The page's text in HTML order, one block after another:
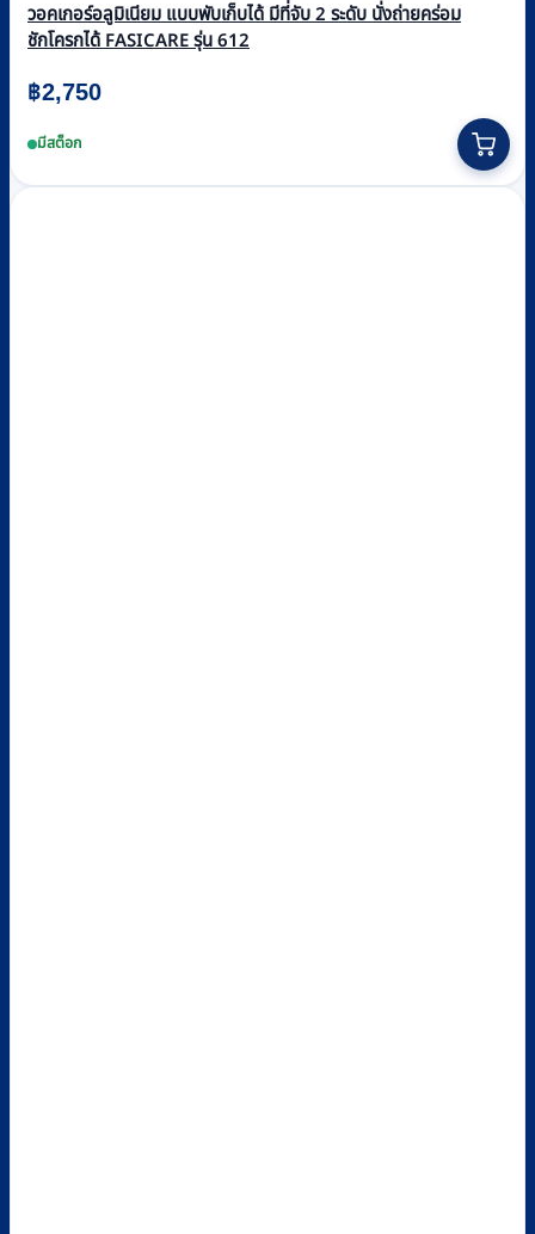
วอคเกอร์อลูมิเนียม แบบพับเก็บได้ มีที่จับ 2 ระดับ นั่งถ่ายคร่อม
ชักโครกได้ FASICARE รุ่น 612
฿2,750
มีสต็อก